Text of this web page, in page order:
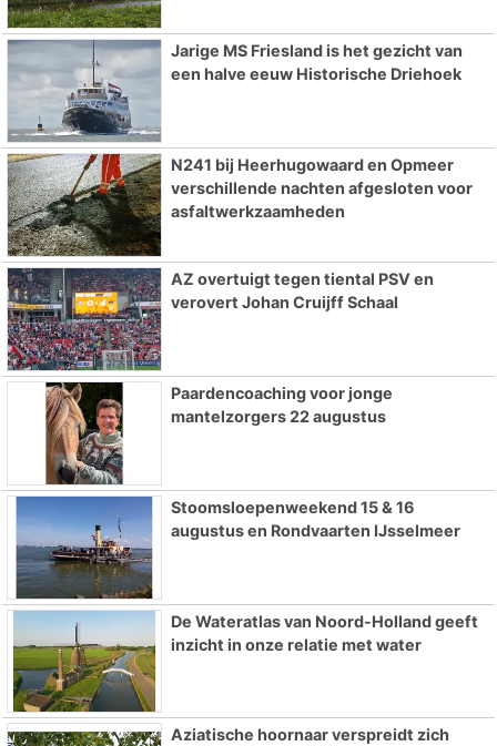
Jarige MS Friesland is het gezicht van
een halve eeuw Historische Driehoek
N241 bij Heerhugowaard en Opmeer
verschillende nachten afgesloten voor
asfaltwerkzaamheden
AZ overtuigt tegen tiental PSV en
verovert Johan Cruijff Schaal
Paardencoaching voor jonge
mantelzorgers 22 augustus
Stoomsloepenweekend 15 & 16
augustus en Rondvaarten IJsselmeer
De Wateratlas van Noord-Holland geeft
inzicht in onze relatie met water
Aziatische hoornaar verspreidt zich